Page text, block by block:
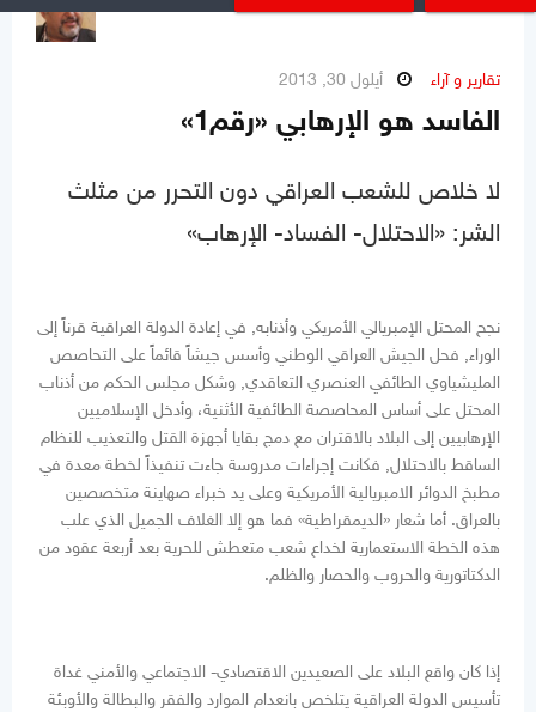
تقارير و آراء أيلول 30, 2013
الفاسد هو الإرهابي «رقم1»
لا خلاص للشعب العراقي دون التحرر من مثلث
الشر: «الاحتلال- الفساد- الإرهاب»
نجح المحتل الإمبريالي الأمريكي وأذنابه, في إعادة الدولة العراقية قرناً إلى
الوراء, فحل الجيش العراقي الوطني وأسس جيشاً قائماً على التحاصص
المليشياوي الطائفي العنصري التعاقدي, وشكل مجلس الحكم من أذناب
المحتل على أساس المحاصصة الطائفية الأثنية، وأدخل الإسلاميين
الإرهابيين إلى البلاد بالاقتران مع دمج بقايا أجهزة القتل والتعذيب للنظام
الساقط بالاحتلال, فكانت إجراءات مدروسة جاءت تنفيذاً لخطة معدة في
مطبخ الدوائر الامبريالية الأمريكية وعلى يد خبراء صهاينة متخصصين
بالعراق. أما شعار «الديمقراطية» فما هو إلا الغلاف الجميل الذي علب
هذه الخطة الاستعمارية لخداع شعب متعطش للحرية بعد أربعة عقود من
الدكتاتورية والحروب والحصار والظلم.
إذا كان واقع البلاد على الصعيدين الاقتصادي- الاجتماعي والأمني غداة
تأسيس الدولة العراقية يتلخص بانعدام الموارد والفقر والبطالة والأوبئة